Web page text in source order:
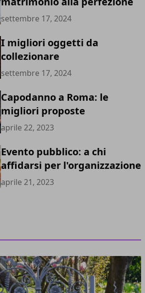
settembre 17, 2024
I migliori oggetti da
collezionare
settembre 17, 2024
Capodanno a Roma: le
migliori proposte
aprile 22, 2023
Evento pubblico: a chi
affidarsi per l'organizzazione
aprile 21, 2023